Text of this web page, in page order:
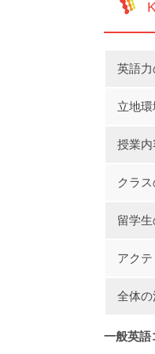
英語
立地環
授業内
クラ
留学
アクテ
全体
一般英語